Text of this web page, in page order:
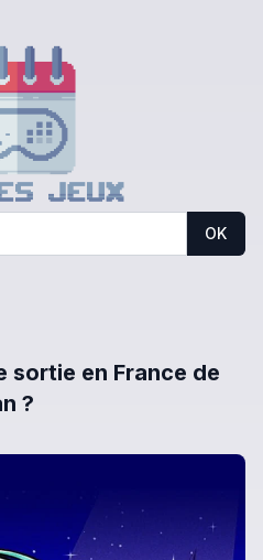
OK
sortie en France de
?